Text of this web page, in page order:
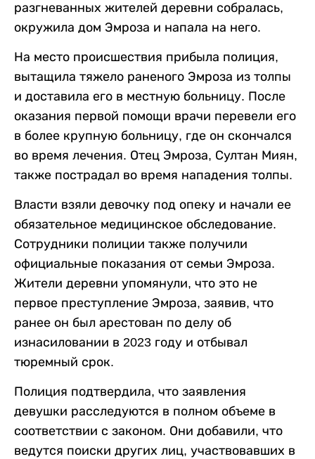
разгневанных жителей деревни собралась,
окружила дом Эмроза и напала на него.
На место происшествия прибыла полиция,
вытащила тяжело раненого Эмроза из толпы
и доставила его в местную больницу. После
оказания первой помощи врачи перевели его
в более крупную больницу, где он скончался
во время лечения. Отец Эмроза, Султан Миян,
также пострадал во время нападения толпы.
Власти взяли девочку под опеку и начали ее
обязательное медицинское обследование.
Сотрудники полиции также получили
официальные показания от семьи Эмроза.
Жители деревни упомянули, что это не
первое преступление Эмроза, заявив, что
ранее он был арестован по делу об
изнасиловании в 2023 году и отбывал
тюремный срок.
Полиция подтвердила, что заявления
девушки расследуются в полном объеме в
соответствии с законом. Они добавили, что
ведутся поиски других лиц, участвовавших в